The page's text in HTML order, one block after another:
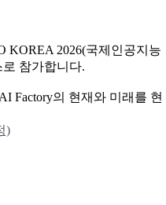
KOREA 2026(국제인공지능
참가합니다.
Factory의 현재와 미래를 현
)